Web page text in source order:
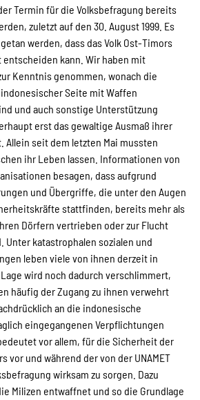
Suche
Termin für die Volksbefragung bereits
zuletzt auf den 30. August 1999. Es
werden, dass das Volk Ost-Timors
kann. Wir haben mit
Kenntnis genommen, wonach die
Seite mit Waffen
und auch sonstige Unterstützung
erst das gewaltige Ausmaß ihrer
Allein seit dem letzten Mai mussten
ihr Leben lassen. Informationen von
besagen, dass aufgrund
und Übergriffe, die unter den Augen
stattfinden, bereits mehr als
Dörfern vertrieben oder zur Flucht
Unter katastrophalen sozialen und
leben viele von ihnen derzeit in
wird noch dadurch verschlimmert,
häufig der Zugang zu ihnen verwehrt
an die indonesische
eingegangenen Verpflichtungen
vor allem, für die Sicherheit der
vor und während der von der UNAMET
wirksam zu sorgen. Dazu
Milizen entwaffnet und so die Grundlage